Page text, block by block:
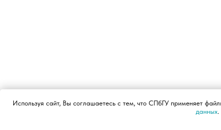
Используя сайт, Вы соглашаетесь с тем, что СПбГУ применяет
данных.